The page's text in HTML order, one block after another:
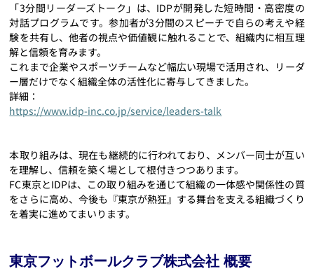
「3分間リーダーズトーク」は、IDPが開発した短時間・高密度の
対話プログラムです。参加者が3分間のスピーチで自らの考えや経
験を共有し、他者の視点や価値観に触れることで、組織内に相互理
解と信頼を育みます。
これまで企業やスポーツチームなど幅広い現場で活用され、リーダ
ー層だけでなく組織全体の活性化に寄与してきました。
詳細：
https://www.idp-inc.co.jp/service/leaders-talk
本取り組みは、現在も継続的に行われており、メンバー同士が互い
を理解し、信頼を築く場として根付きつつあります。
FC東京とIDPは、この取り組みを通じて組織の一体感や関係性の質
をさらに高め、今後も『東京が熱狂』する舞台を支える組織づくり
を着実に進めてまいります。
東京フットボールクラブ株式会社 概要